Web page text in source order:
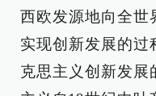
西欧发源地向全世
实现创新发展的过
克思主义创新发展